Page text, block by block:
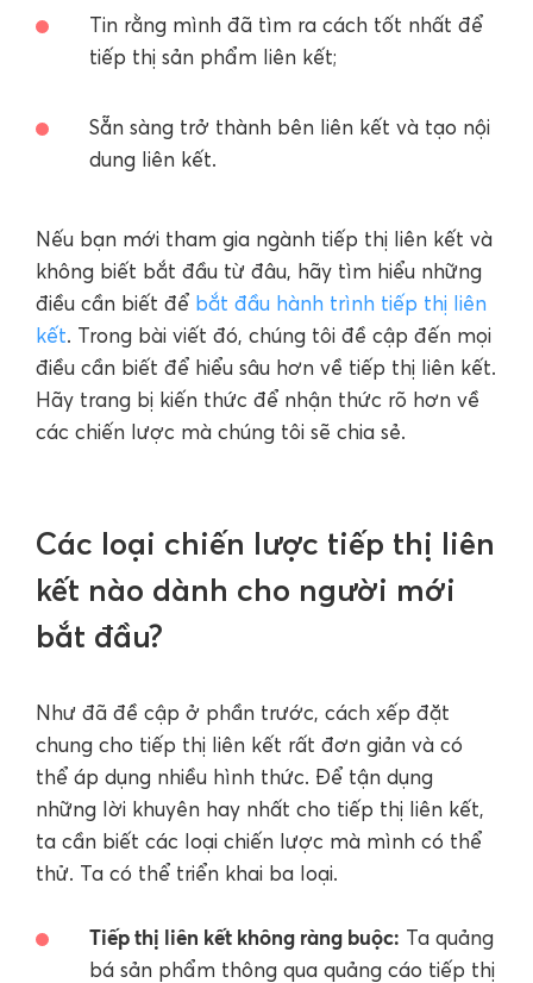
Tin rằng mình đã tìm ra cách tốt nhất để
tiếp thị sản phẩm liên kết;
Sẵn sàng trở thành bên liên kết và tạo nội
dung liên kết.
Nếu bạn mới tham gia ngành tiếp thị liên kết và
không biết bắt đầu từ đâu, hãy tìm hiểu những
điều cần biết để bắt đầu hành trình tiếp thị liên
kết. Trong bài viết đó, chúng tôi đề cập đến mọi
điều cần biết để hiểu sâu hơn về tiếp thị liên kết.
Hãy trang bị kiến thức để nhận thức rõ hơn về
các chiến lược mà chúng tôi sẽ chia sẻ.
Các loại chiến lược tiếp thị liên
kết nào dành cho người mới
bắt đầu?
Như đã đề cập ở phần trước, cách xếp đặt
chung cho tiếp thị liên kết rất đơn giản và có
thể áp dụng nhiều hình thức. Để tận dụng
những lời khuyên hay nhất cho tiếp thị liên kết,
ta cần biết các loại chiến lược mà mình có thể
thử. Ta có thể triển khai ba loại.
Tiếp thị liên kết không ràng buộc: Ta quảng
bá sản phẩm thông qua quảng cáo tiếp thị